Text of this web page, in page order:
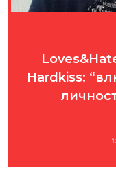
Hardkiss: